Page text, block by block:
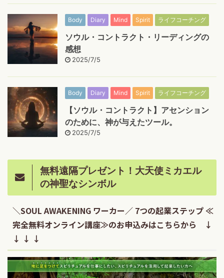
Body Diary Mind Spirit ライフコーチング
ソウル・コントラクト・リーディングの
感想
2025/7/5
Body Diary Mind Spirit ライフコーチング
【ソウル・コントラクト】アセンション
のために、神が与えたツール。
2025/7/5
無料遠隔プレゼント！大天使ミカエル
の神聖なシンボル
＼SOUL AWAKENING ワーカー／ 7つの起業ステップ ≪
完全無料オンライン講座≫のお申込みはこちらから ↓
↓ ↓ ↓